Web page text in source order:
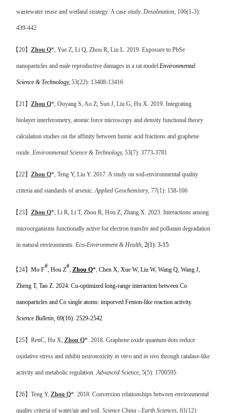
wastewater reuse and wetland strategy: A case study. Desalination, 106(1-3):
439-442
【20】 Zhou Q*, Yue Z, Li Q, Zhou R, Liu L. 2019. Exposure to PbSe
nanoparticles and male reproductive damages in a rat model.Environmental
Science & Technology,53(22): 13408-13416
【21 】 Zhou Q*, Ouyang S, Ao Z, Sun J, Liu G, Hu X. 2019. Integrating
biolayer interferometry, atomic force microscopy and density functional theory
calculation studies on the affinity between humic acid fractions and graphene
oxide. Environmental Science & Technology, 53(7): 3773-3781
【22】 Zhou Q*, Teng Y, Liu Y. 2017. A study on soil-environmental quality
criteria and standards of arsenic.Applied Geochemistry, 77(1): 158-166
【23】 Zhou Q*, Li R, Li T, Zhou R, Hou Z, Zhang X. 2023. Interactions among
microorganisms functionally active for electron transfer and pollutant degradation
in natural environments. Eco-Environment & Health, 2(1): 3-15
【24】 Mo F# , Hou Z# Zhou Q*, Chen X, Xue W, Liu W, Wang Q, Wang J,
Zheng T, Tao Z. 2024. Cu-optimized long-range interaction between Co
nanoparticles and Co single atoms: imporved Fenton-like reaction activity.
Science Bulletin, 69(16): 2529-2542
【25】 RenC, Hu X, Zhou Q*. 2018. Graphene oxide quantum dots reduce
oxidative stress and inhibit neurotoxicityin vitro and in vivo through catalase-like
activity and metabolic regulation. Advanced Science, 5(5): 1700595
【26】 Teng Y, Zhou Q*. 2018. Conversion relationships between environmental
quality criteria of water/air and soil. Science China - Earth Sciences, 61(12):